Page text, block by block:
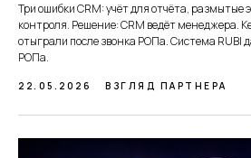
Три ошибки CRM: учёт для отчёта, размытые
контроля. Решение: CRM ведёт менеджера.
отыграли после звонка РОПа. Система RUBI
РОПа.
22.05.2026 ВЗГЛЯД ПАРТНЕРА